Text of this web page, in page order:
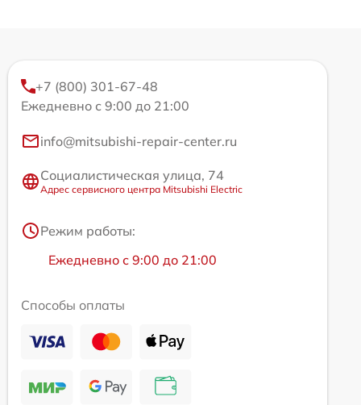
+7 (800) 301-67-48
Ежедневно с 9:00 до 21:00
info@mitsubishi-repair-center.ru
Социалистическая улица, 74
Адрес сервисного центра Mitsubishi Electric
Режим работы:
Ежедневно с 9:00 до 21:00
Способы оплаты